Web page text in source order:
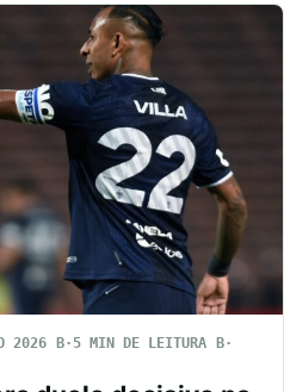
2026
5 MIN DE LEITURA